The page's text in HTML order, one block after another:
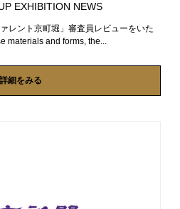
EXHIBITION NEWS
レント京町堀」審査員レビューをいた
materials and forms, the...
詳細をみる